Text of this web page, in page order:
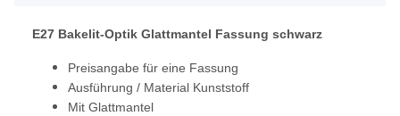
E27 Bakelit-Optik Glattmantel Fassung schwarz
Preisangabe für eine Fassung
Ausführung / Material Kunststoff
Mit Glattmantel